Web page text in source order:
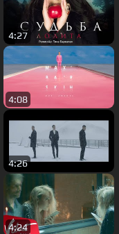
4:27
4:08
4:26
4:24